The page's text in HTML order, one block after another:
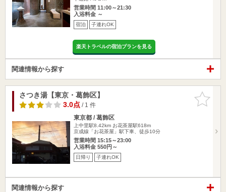
営業時間 11:00～21:30
入浴料金 ～
宿泊 子連れOK
楽天トラベルの宿泊プランを見る
関連情報から探す
お気に入
りに追加
さつき湯【東京・葛飾区】
3.0点/ 1 件
東京都 / 葛飾区
上中里駅8.42km お花茶屋駅618m
京成線「お花茶屋」駅下車、徒歩10分
営業時間 15:15～23:00
入浴料金 550円～
日帰り 子連れOK
関連情報から探す